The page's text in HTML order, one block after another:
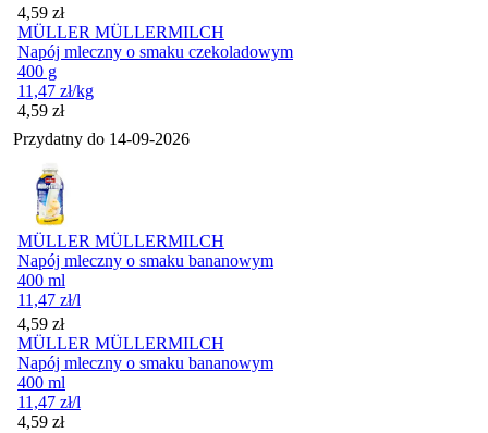
Cena
4,59 zł
MÜLLER MÜLLERMILCH
Napój mleczny o smaku czekoladowym
400 g
11,47 zł/kg
Cena
4,59 zł
Przydatny do 14-09-2026
MÜLLER MÜLLERMILCH
Napój mleczny o smaku bananowym
400 ml
11,47 zł/l
Cena
4,59 zł
MÜLLER MÜLLERMILCH
Napój mleczny o smaku bananowym
400 ml
11,47 zł/l
Cena
4,59 zł